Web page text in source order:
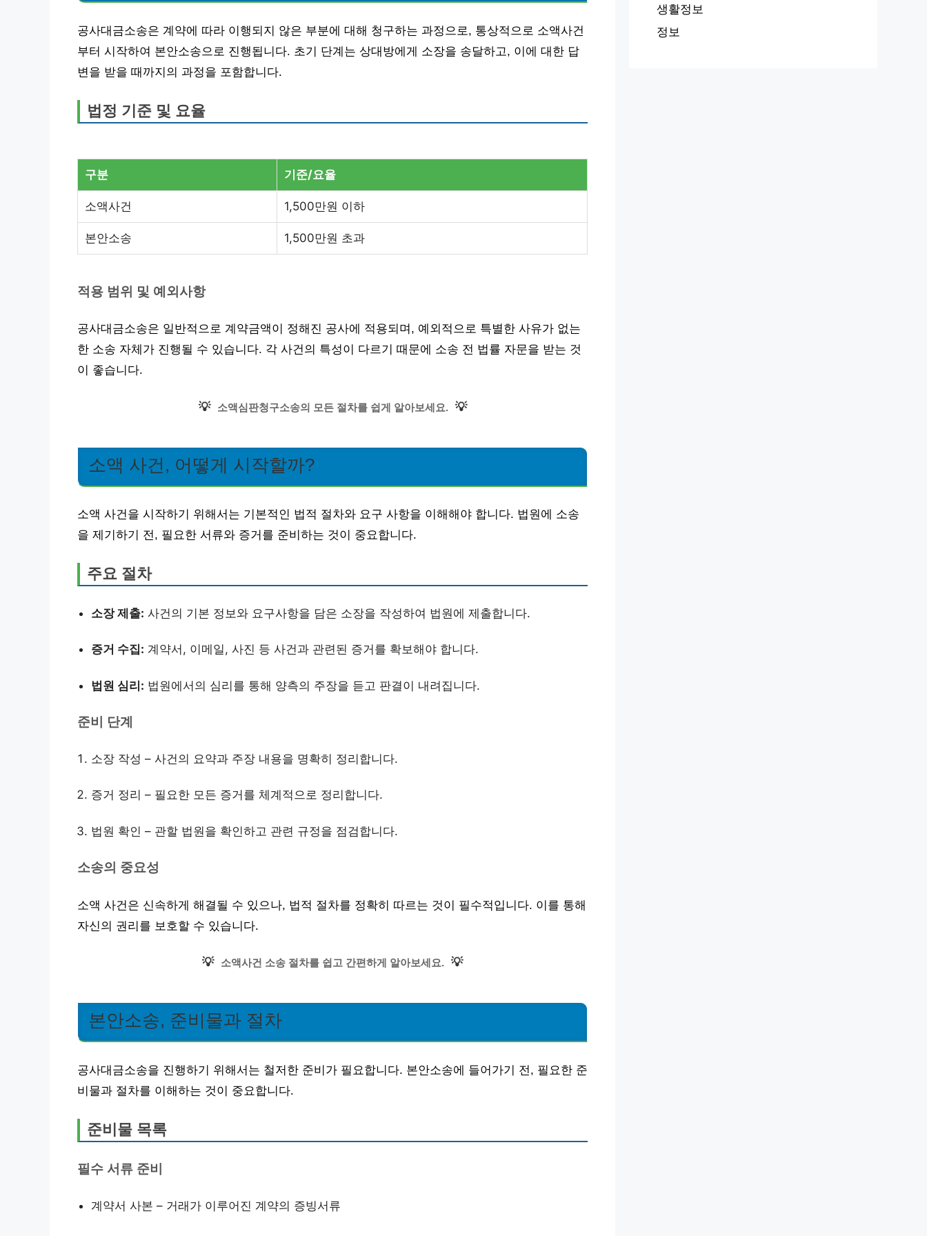
공사대금소송은 계약에 따라 이행되지 않은 부분에 대해 청구하는 과정으로, 통상적으로 소액사건
부터 시작하여 본안소송으로 진행됩니다. 초기 단계는 상대방에게 소장을 송달하고, 이에 대한 답
변을 받을 때까지의 과정을 포함합니다.
법정 기준 및 요율
구분 기준/요율
소액사건 1,500만원 이하
본안소송 1,500만원 초과
적용 범위 및 예외사항
공사대금소송은 일반적으로 계약금액이 정해진 공사에 적용되며, 예외적으로 특별한 사유가 없는
한 소송 자체가 진행될 수 있습니다. 각 사건의 특성이 다르기 때문에 소송 전 법률 자문을 받는 것
이 좋습니다.
💡 소액심판청구소송의 모든 절차를 쉽게 알아보세요. 💡
소액 사건, 어떻게 시작할까?
소액 사건을 시작하기 위해서는 기본적인 법적 절차와 요구 사항을 이해해야 합니다. 법원에 소송
을 제기하기 전, 필요한 서류와 증거를 준비하는 것이 중요합니다.
주요 절차
소장 제출: 사건의 기본 정보와 요구사항을 담은 소장을 작성하여 법원에 제출합니다.
증거 수집: 계약서, 이메일, 사진 등 사건과 관련된 증거를 확보해야 합니다.
법원 심리: 법원에서의 심리를 통해 양측의 주장을 듣고 판결이 내려집니다.
준비 단계
소장 작성 – 사건의 요약과 주장 내용을 명확히 정리합니다.
증거 정리 – 필요한 모든 증거를 체계적으로 정리합니다.
법원 확인 – 관할 법원을 확인하고 관련 규정을 점검합니다.
소송의 중요성
소액 사건은 신속하게 해결될 수 있으나, 법적 절차를 정확히 따르는 것이 필수적입니다. 이를 통해
자신의 권리를 보호할 수 있습니다.
💡 소액사건 소송 절차를 쉽고 간편하게 알아보세요. 💡
본안소송, 준비물과 절차
공사대금소송을 진행하기 위해서는 철저한 준비가 필요합니다. 본안소송에 들어가기 전, 필요한 준
비물과 절차를 이해하는 것이 중요합니다.
준비물 목록
필수 서류 준비
계약서 사본 – 거래가 이루어진 계약의 증빙서류
생활정보
정보